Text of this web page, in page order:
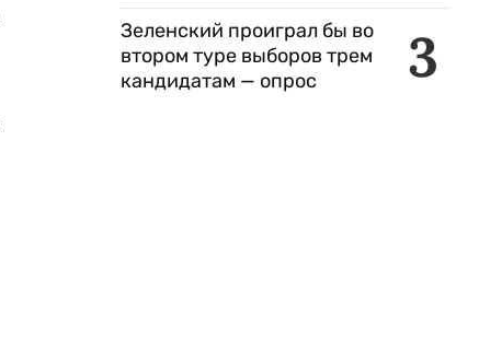
3
Зеленский проиграл бы во
втором туре выборов трем
кандидатам — опрос